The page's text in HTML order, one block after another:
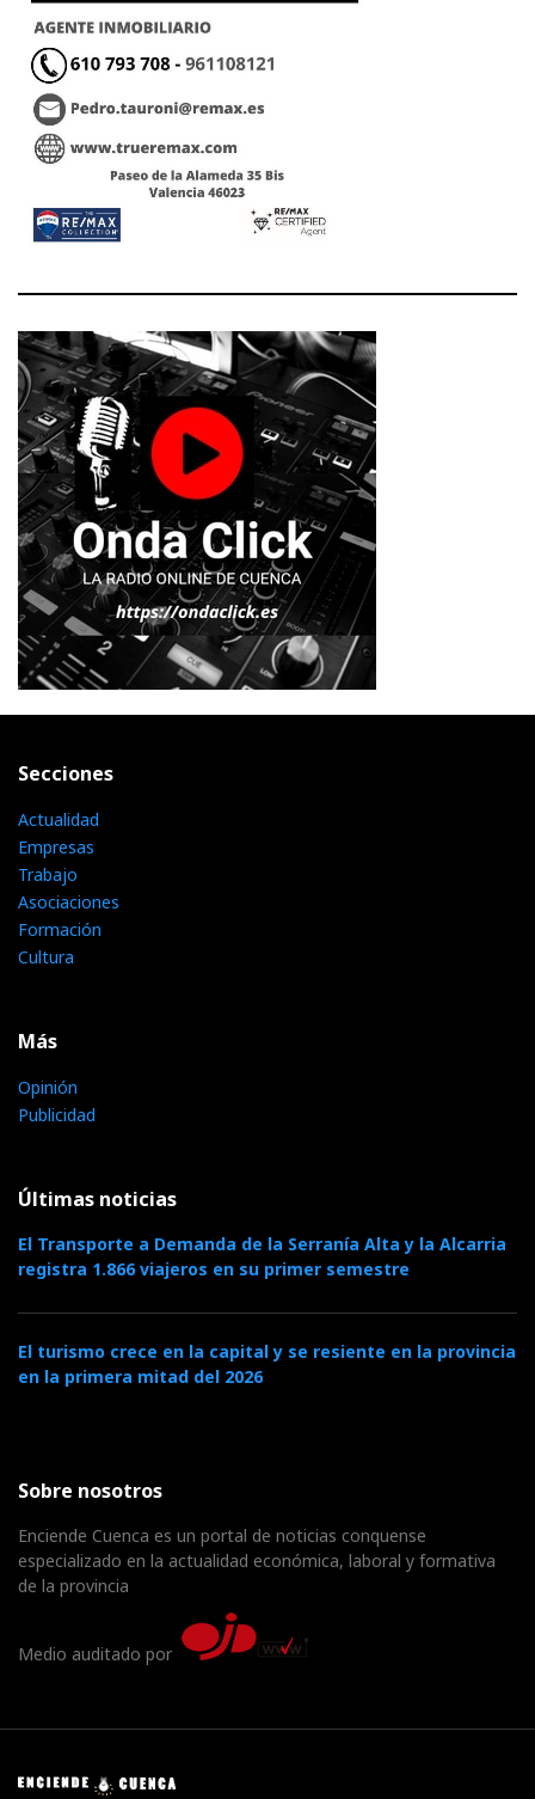
Secciones
Actualidad
Empresas
Trabajo
Asociaciones
Formación
Cultura
Más
Opinión
Publicidad
Últimas noticias
El Transporte a Demanda de la Serranía Alta y la Alcarria
registra 1.866 viajeros en su primer semestre
El turismo crece en la capital y se resiente en la provincia
en la primera mitad del 2026
Sobre nosotros
Enciende Cuenca es un portal de noticias conquense
especializado en la actualidad económica, laboral y formativa
de la provincia
Medio auditado por